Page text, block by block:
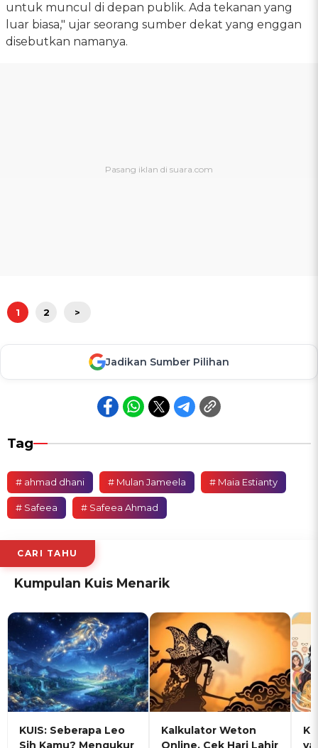
untuk muncul di depan publik. Ada tekanan yang
luar biasa," ujar seorang sumber dekat yang enggan
disebutkan namanya.
1 2 >
Jadikan Sumber Pilihan
Tag
# ahmad dhani # Mulan Jameela # Maia Estianty
# Safeea # Safeea Ahmad
CARI TAHU
Kumpulan Kuis Menarik
KUIS: Seberapa Leo
Sih Kamu? Mengukur
Kalkulator Weton
Online, Cek Hari Lahir